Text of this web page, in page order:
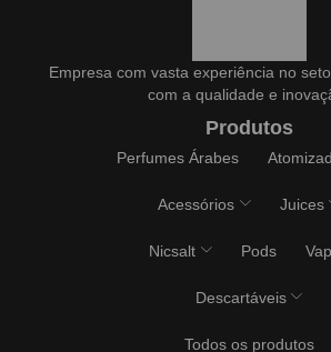
Empresa com vasta experiência no
com a qualidade e
Produtos
Perfumes Árabes
Acessórios Juices
Nicsalt Pods
Descartáveis
Todos os produtos